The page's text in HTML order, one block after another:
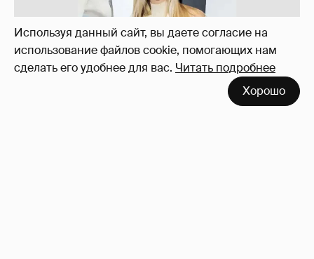
Используя данный сайт, вы даете согласие на
использование файлов cookie, помогающих нам
сделать его удобнее для вас. Читать подробнее
Хорошо